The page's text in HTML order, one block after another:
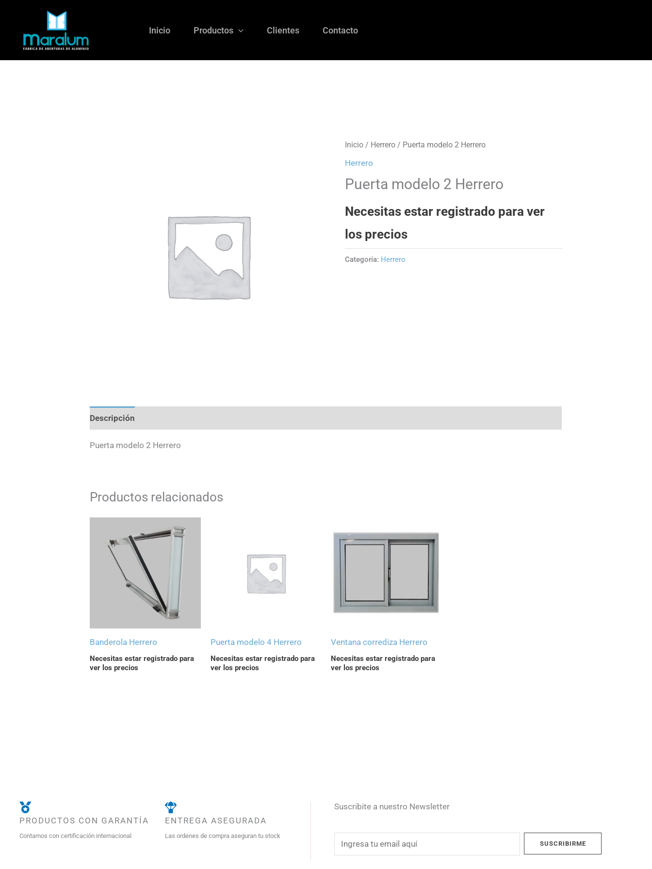
contenido
Inicio Productos Clientes Contacto
Inicio/ Herrero/ Puerta modelo 2 Herrero
Herrero
Puerta modelo 2 Herrero
Necesitas estar registrado para ver
los precios
Categoría: Herrero
Descripción
Puerta modelo 2 Herrero
Productos relacionados
Banderola Herrero
Necesitas estar registrado para
ver los precios
Puerta modelo 4 Herrero
Necesitas estar registrado para
ver los precios
Ventana corrediza Herrero
Necesitas estar registrado para
ver los precios
PRODUCTOS CON GARANTÍA
Contamos con certificación internacional
ENTREGA ASEGURADA
Las ordenes de compra aseguran tu stock
Suscribite a nuestro Newsletter
m
SUSCRIBIRME